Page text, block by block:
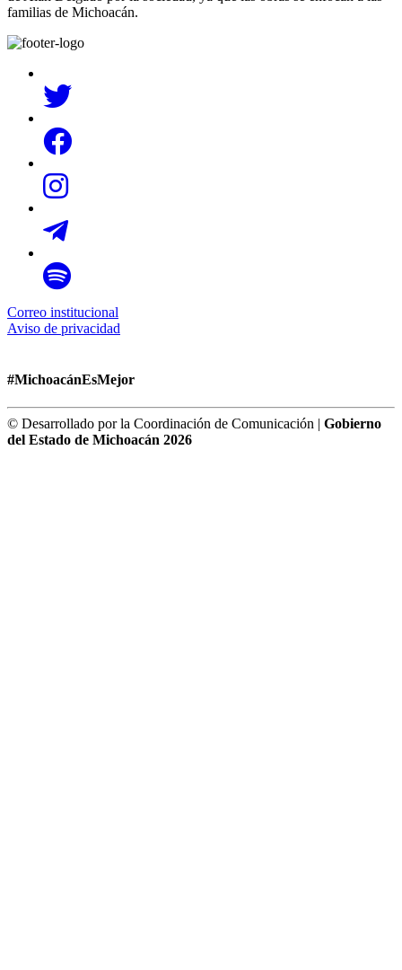
familias de Michoacán.
Correo institucional
Aviso de privacidad
#MichoacánEsMejor
© Desarrollado por la Coordinación de Comunicación | Gobierno
del Estado de Michoacán 2026